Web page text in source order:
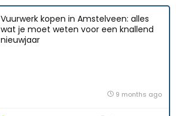
Vuurwerk kopen in Amstelveen: alles
wat je moet weten voor een knallend
nieuwjaar
9 months ago